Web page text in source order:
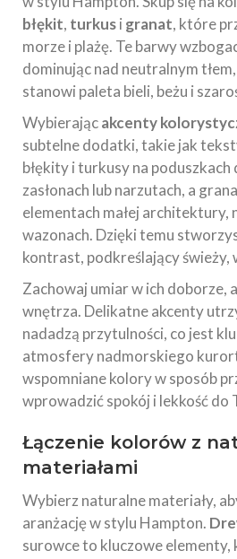
błękit, turkusi granat, które
morze i plażę. Te barwy
dominując nad neutralnym
stanowi paleta bieli, beżu i
Wybierającakcenty
subtelne dodatki, takie jak
błękity i turkusy na poduszkach
zasłonach lub narzutach, a
elementach małej architektury,
wazonach. Dzięki temu
kontrast, podkreślający świeży,
Zachowaj umiar w ich doborze,
wnętrza. Delikatne akcenty
nadadzą przytulności, co jest
atmosfery nadmorskiego
wspomniane kolory w sposób
wprowadzić spokój i lekkość do
Łączenie kolorów z
materiałami
Wybierz naturalne materiały,
aranżację w stylu Hampton.
surowce to kluczowe elementy,